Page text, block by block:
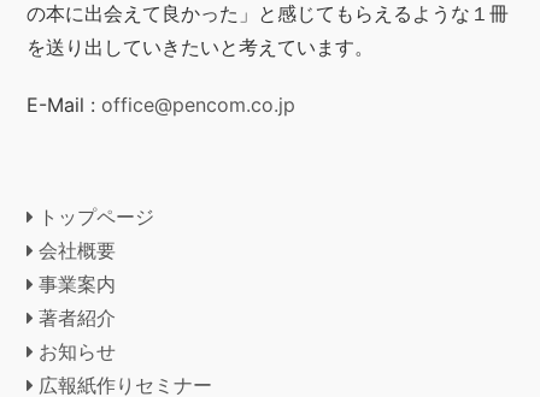
の本に出会えて良かった」と感じてもらえるような１冊
を送り出していきたいと考えています。
E-Mail :office@pencom.co.jp
トップページ
会社概要
事業案内
著者紹介
お知らせ
広報紙作りセミナー